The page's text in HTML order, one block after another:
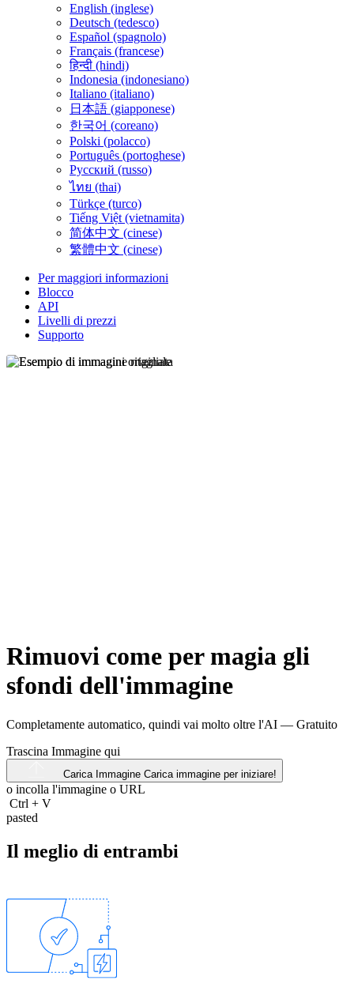
English (inglese)
Deutsch (tedesco)
Español (spagnolo)
Français (francese)
हिन्दी (hindi)
Indonesia (indonesiano)
Italiano (italiano)
日本語 (giapponese)
한국어 (coreano)
Polski (polacco)
Português (portoghese)
Русский (russo)
ไทย (thai)
Türkçe (turco)
Tiếng Việt (vietnamita)
简体中文 (cinese)
繁體中文 (cinese)
Per maggiori informazioni
Blocco
API
Livelli di prezzi
Supporto
Rimuovi come per magia gli
sfondi dell'immagine
Completamente automatico, quindi vai molto oltre l'AI — Gratuito
Trascina Immagine qui
Carica Immagine Carica immagine per iniziare!
o incolla l'immagine o URL
Ctrl + V
pasted
Il meglio di entrambi